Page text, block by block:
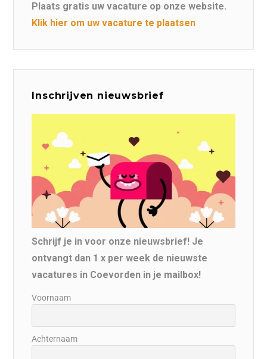
Plaats gratis uw vacature op onze website.
Klik hier om uw vacature te plaatsen
Inschrijven nieuwsbrief
Schrijf je in voor onze nieuwsbrief! Je
ontvangt dan 1 x per week de nieuwste
vacatures in Coevorden in je mailbox!
Voornaam
Achternaam